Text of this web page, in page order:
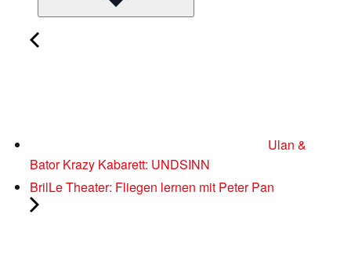
Ulan &
Bator Krazy Kabarett: UNDSINN
BrilLe Theater: Fliegen lernen mit Peter Pan